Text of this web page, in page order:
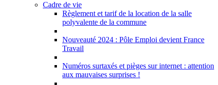
Cadre de vie
Règlement et tarif de la location de la salle
polyvalente de la commune
Nouveauté 2024 : Pôle Emploi devient France
Travail
Numéros surtaxés et pièges sur internet : attention
aux mauvaises surprises !